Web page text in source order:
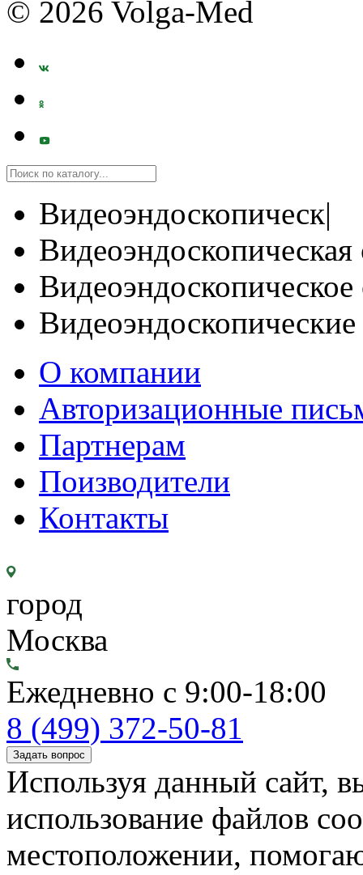
© 2026 Volga-Med
Видеоэндоскопическ|
Видеоэндоскопическая
О компании
Авторизационные
Партнерам
Поизводители
Контакты
город
Москва
Ежедневно с 9:00-18:00
8 (499) 372-50-81
Задать вопрос
Используя данный сайт,
использование файлов
местоположении,